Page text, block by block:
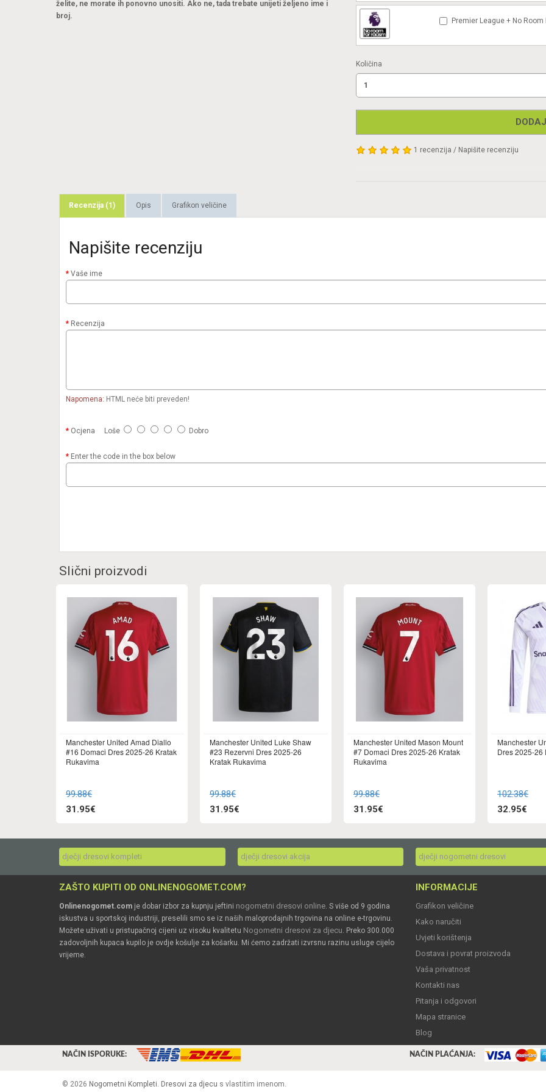
želite, ne morate ih ponovno unositi. Ako ne, tada trebate unijeti željeno ime i
broj.
Premier League + No
Količina
1 recenzija / Napišite recenziju
Recenzija (1) Opis Grafikon veličine
Napišite recenziju
Vaše ime
Recenzija
Napomena: HTML neće biti preveden!
Ocjena Loše Dobro
Enter the code in the box below
Slični proizvodi
Manchester United Amad Diallo
#16 Domaci Dres 2025-26 Kratak
Rukavima
99.88€
31.95€
Manchester United Luke Shaw
#23 Rezervni Dres 2025-26
Kratak Rukavima
99.88€
31.95€
Manchester United Mason Mount
#7 Domaci Dres 2025-26 Kratak
Rukavima
99.88€
31.95€
Manchester
Dres 2025-26
102.38€
32.95€
dječji dresovi kompleti dječji dresovi akcija dječji nogometni dresovi
ZAŠTO KUPITI OD ONLINENOGOMET.COM?
Onlinenogomet.com je dobar izbor za kupnju jeftini nogometni dresovi online. S više od 9 godina
iskustva u sportskoj industriji, preselili smo se iz naših maloprodajnih trgovina na online e-trgovinu.
Možete uživati u pristupačnoj cijeni uz visoku kvalitetu Nogometni dresovi za djecu. Preko 300.000
zadovoljnih kupaca kupilo je ovdje košulje za košarku. Mi ćemo zadržati izvrsnu razinu usluge cijelo
vrijeme.
INFORMACIJE
Grafikon veličine
Kako naručiti
Uvjeti korištenja
Dostava i povrat proizvoda
Vaša privatnost
Kontakti nas
Pitanja i odgovori
Mapa stranice
Blog
NAČIN ISPORUKE: NAČIN PLAĆANJA:
© 2026 Nogometni Kompleti. Dresovi za djecu s vlastitim imenom.